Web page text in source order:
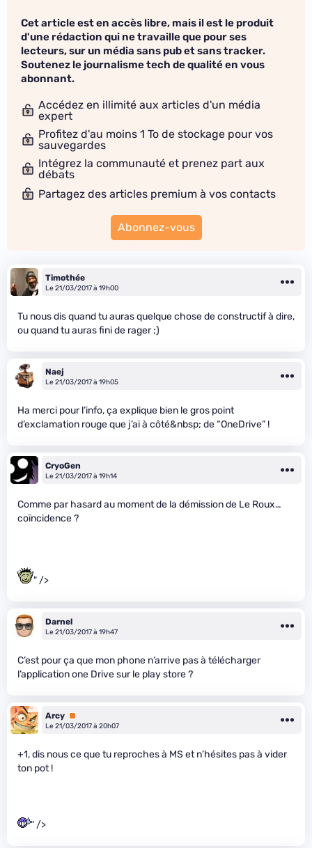
Cet article est en accès libre, mais il est le produit
d'une rédaction qui ne travaille que pour ses
lecteurs, sur un média sans pub et sans tracker.
Soutenez le journalisme tech de qualité en vous
abonnant.
Accédez en illimité aux articles d'un média
expert
Profitez d'au moins 1 To de stockage pour vos
sauvegardes
Intégrez la communauté et prenez part aux
débats
Partagez des articles premium à vos contacts
Abonnez-vous
Timothée
Le 21/03/2017 à 19h00
Tu nous dis quand tu auras quelque chose de constructif à dire,
ou quand tu auras fini de rager ;)
Naej
Le 21/03/2017 à 19h05
Ha merci pour l’info, ça explique bien le gros point
d’exclamation rouge que j’ai à côté&nbsp; de “OneDrive” !
CryoGen
Le 21/03/2017 à 19h14
Comme par hasard au moment de la démission de Le Roux…
coïncidence ?
" />
Darnel
Le 21/03/2017 à 19h47
C’est pour ça que mon phone n’arrive pas à télécharger
l’application one Drive sur le play store ?
Arcy Premium
Le 21/03/2017 à 20h07
+1, dis nous ce que tu reproches à MS et n’hésites pas à vider
ton pot !
" />